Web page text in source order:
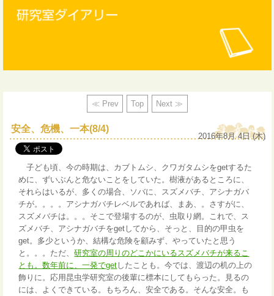
≪ Prev Top Next ≫
安全、危機、一本(8/4)
2016年8月 4日 (木)
子ども頃、今の時期は、カブトムシ、クワガタムシをgetするた
めに、ずいぶんと危ないことをしていた。樹液があるところに、
それらはいるが、多くの場合、ソバに、スズメバチ、アシナガバ
チが。。。。アシナガバチレベルであれば、まあ、。さすがに、
スズメバチは。。。そこで登場するのが、虫取り網。これで、ス
ズメバチ、アシナガバチをgetしてから、そっと、目的の甲虫を
get。多少というか、結構な危険を顧みず、やっていたと思う
と。。。ただ、研究室の周りのどこかにいるスズメバチが来るこ
とも。数年前に、一発でget したことも。今では、渡辺の机の上の
飾りに。応用昆虫学研究室の後輩に標本にしてもらった。見るの
には、よくできている。もちろん、安全である。そんな安全。も